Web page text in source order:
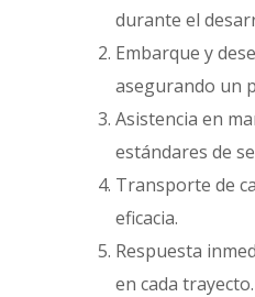
durante el
Embarque y
asegurando un
Asistencia en
estándares de
Transporte de
eficacia.
Respuesta
en cada trayecto.